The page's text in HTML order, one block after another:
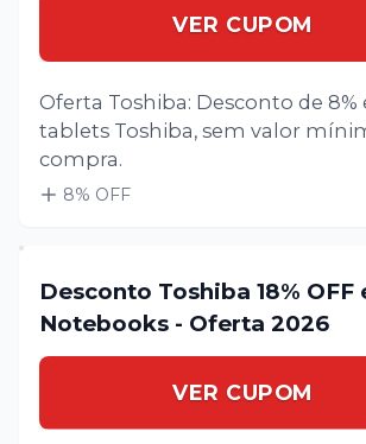
VER CUPOM
Oferta Toshiba: Desconto de 8%
tablets Toshiba, sem valor
compra.
8% OFF
Desconto Toshiba 18% OFF
Notebooks - Oferta 2026
VER CUPOM